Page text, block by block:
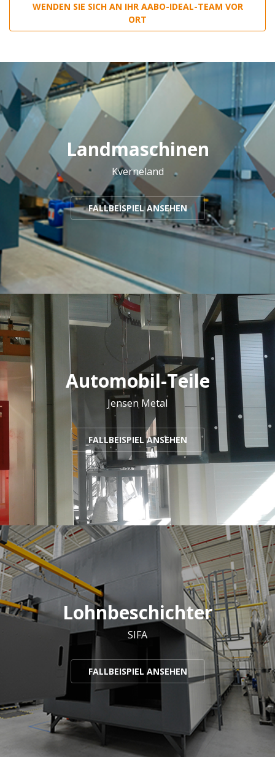
WENDEN SIE SICH AN IHR AABO-IDEAL-TEAM VOR
ORT
Landmaschinen
Kverneland
FALLBEISPIEL ANSEHEN
Automobil-Teile
Jensen Metal
FALLBEISPIEL ANSEHEN
Lohnbeschichter
SIFA
FALLBEISPIEL ANSEHEN